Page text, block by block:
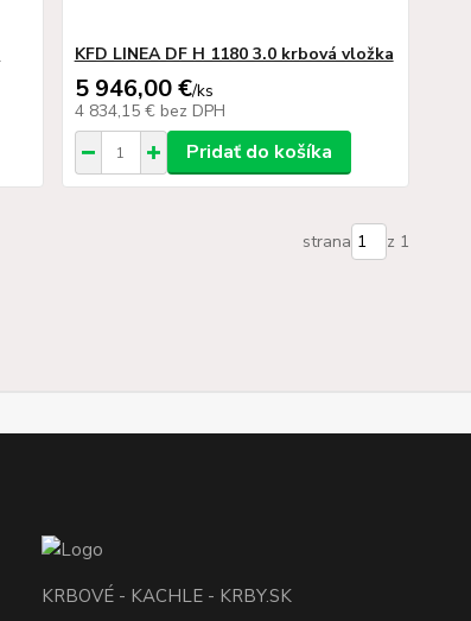
KFD LINEA DF H 1180 3.0 krbová vložka
5 946,00 €/ks
4 834,15 € bez DPH
Pridať do košíka
strana z 1
KRBOVÉ - KACHLE - KRBY.SK